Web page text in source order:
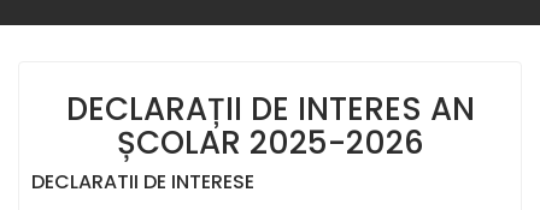
DECLARAȚII DE INTERES AN
ȘCOLAR 2025-2026
DECLARATII DE INTERESE